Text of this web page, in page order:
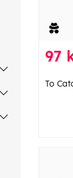
97
To